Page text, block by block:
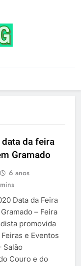
Ensaio
Sexo |
E
Casinos Online |
|
De Apostas E
Brasileiras | Fotos
! Gebbeg
Sexy Gebbeg
data da feira
Gramado
6 anos
Data da Feira
– Feira
promovida
e Eventos
Salão
Couro e do